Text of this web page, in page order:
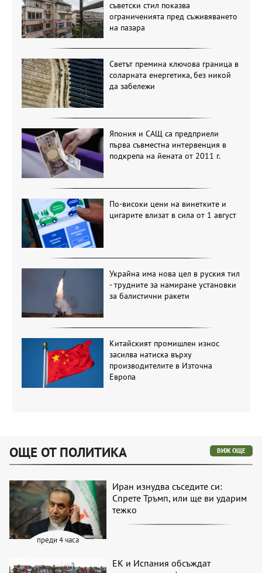
съветски стил показва
ограниченията пред съживяването
на пазара
Светът премина ключова граница в
соларната енергетика, без никой
да забележи
Япония и САЩ са предприели
първа съвместна интервенция в
подкрепа на йената от 2011 г.
По-високи цени на винетките и
цигарите влизат в сила от 1 август
Украйна има нова цел в руския тил
- трудните за намиране установки
за балистични ракети
Китайският промишлен износ
засилва натиска върху
производителите в Източна
Европа
ОЩЕ ОТ ПОЛИТИКА ВИЖ ОЩЕ
преди 4 часа
Иран изнудва съседите си:
Спрете Тръмп, или ще ви ударим
тежко
ЕК и Испания обсъждат